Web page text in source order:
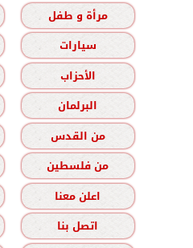
مرأة و طفل
سيارات
الأحزاب
البرلمان
من القدس
من فلسطين
اعلن معنا
اتصل بنا